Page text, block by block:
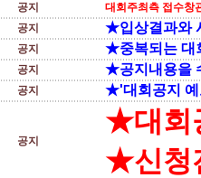
공지
대회주최측 접수창
공지
★입상결과와
공지 ★중복되는 대
공지 ★공지내용을
공지 ★'대회공지 예
공지
★대회
★신청